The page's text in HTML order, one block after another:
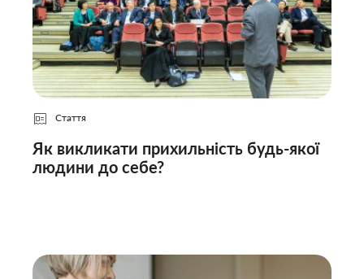
Стаття
Як викликати прихильність будь-якої
людини до себе?